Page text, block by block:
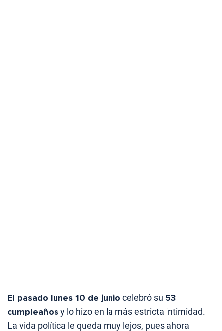
El pasado lunes 10 de junio celebró su 53
cumpleañosy lo hizo en la más estricta intimidad.
La vida política le queda muy lejos, pues ahora